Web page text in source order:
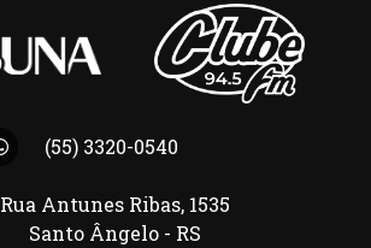
(55) 3320-0540
Rua Antunes Ribas, 1535
Santo Ângelo - RS